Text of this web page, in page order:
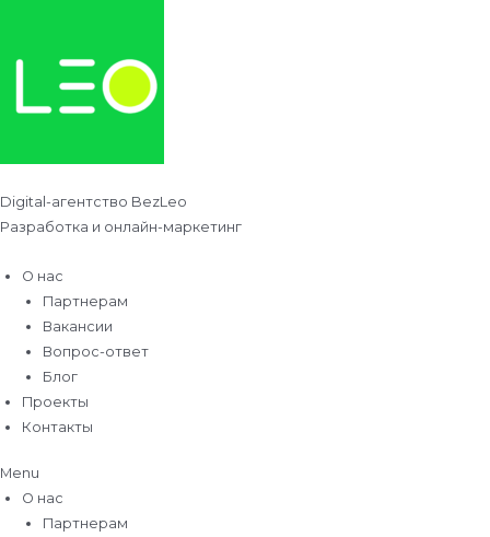
содержимому
Digital-агентство BezLeo
Разработка и онлайн-маркетинг
О нас
Партнерам
Вакансии
Вопрос-ответ
Блог
Проекты
Контакты
Menu
О нас
Партнерам